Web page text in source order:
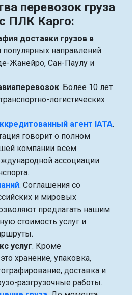
перевозок груза
ПЛК Карго:
доставки грузов в
популярных направлений
Жанейро, Сан-Паулу и
. Более 10 лет
логистических
агент IATA.
говорит о полном
компании всем
ассоциации
. Соглашения со
и мировых
предлагать нашим
стоимость услуг и
услуг. Кроме
хранение, упаковка,
доставка и
разгрузочные работы.